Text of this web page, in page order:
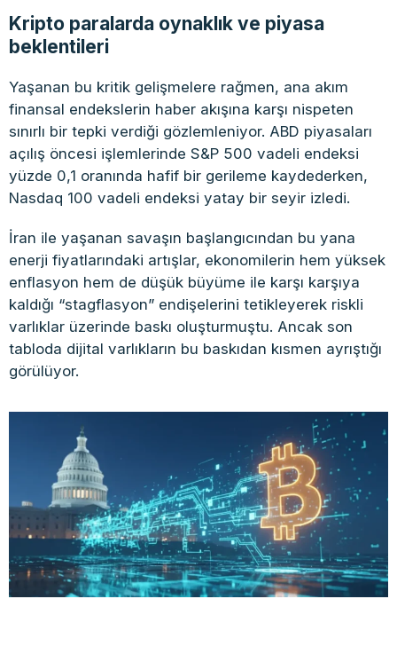
Kripto paralarda oynaklık ve piyasa
beklentileri
Yaşanan bu kritik gelişmelere rağmen, ana akım
finansal endekslerin haber akışına karşı nispeten
sınırlı bir tepki verdiği gözlemleniyor. ABD piyasaları
açılış öncesi işlemlerinde S&P 500 vadeli endeksi
yüzde 0,1 oranında hafif bir gerileme kaydederken,
Nasdaq 100 vadeli endeksi yatay bir seyir izledi.
İran ile yaşanan savaşın başlangıcından bu yana
enerji fiyatlarındaki artışlar, ekonomilerin hem yüksek
enflasyon hem de düşük büyüme ile karşı karşıya
kaldığı “stagflasyon” endişelerini tetikleyerek riskli
varlıklar üzerinde baskı oluşturmuştu. Ancak son
tabloda dijital varlıkların bu baskıdan kısmen ayrıştığı
görülüyor.